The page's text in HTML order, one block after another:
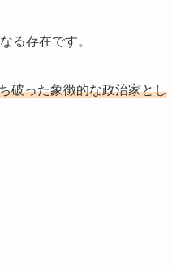
る存在です。
破った象徴的な政治家とし